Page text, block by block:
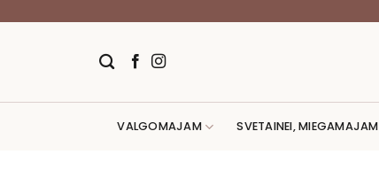
VALGOMAJAM SVETAINEI, MIEGAMAJAM